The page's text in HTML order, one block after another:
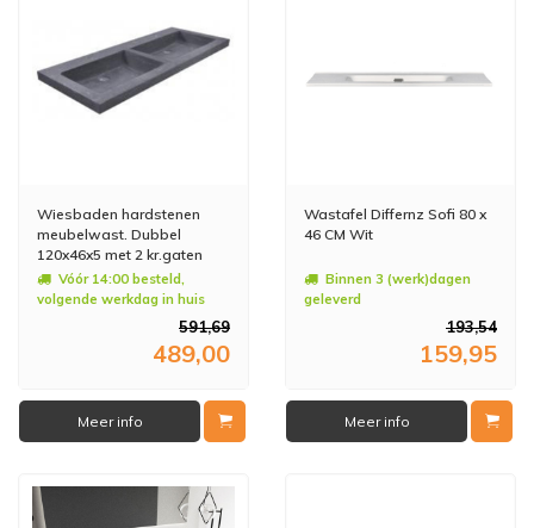
Wiesbaden hardstenen
meubelwast. Dubbel
120x46x5 met 2 kr.gaten
Vóór 14:00 besteld,
volgende werkdag in huis
591,69
489,00
Meer info
Wastafel Differnz Sofi 80 x
46 CM Wit
Binnen 3 (werk)dagen
geleverd
193,54
159,95
Meer info